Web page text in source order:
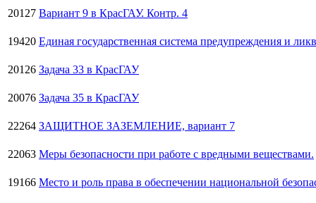
20127 Вариант 9 в КрасГАУ. Контр. 4
19420 Единая государственная система предупреждения и
20126 Задача 33 в КрасГАУ
20076 Задача 35 в КрасГАУ
22264 ЗАЩИТНОЕ ЗАЗЕМЛЕНИЕ, вариант 7
22063 Меры безопасности при работе с вредными веществами.
19166 Место и роль права в обеспечении национальной